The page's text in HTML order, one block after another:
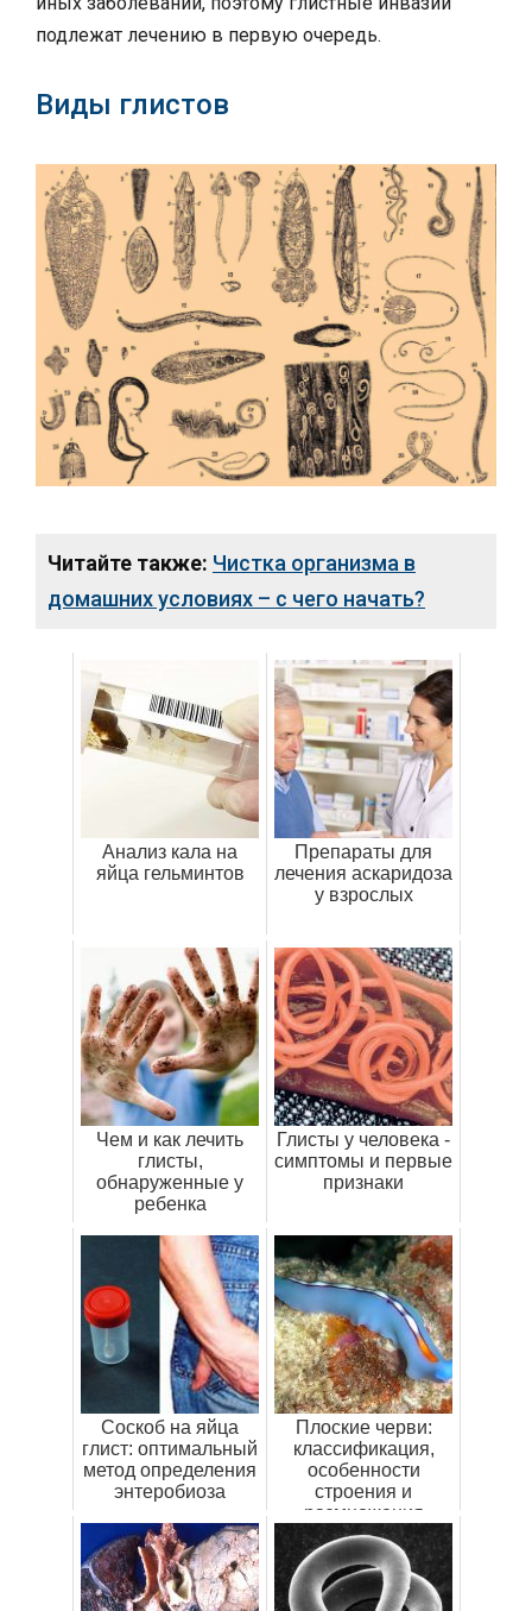
подлежат лечению в первую очередь.
Виды глистов
Читайте также: Чистка организма в
домашних условиях – с чего начать?
Анализ кала на
яйца гельминтов
Препараты для
лечения аскаридоза
у взрослых
Чем и как лечить
глисты,
обнаруженные у
ребенка
Глисты у человека -
симптомы и первые
признаки
Соскоб на яйца
глист: оптимальный
метод определения
энтеробиоза
Плоские черви:
классификация,
особенности
строения и
размножения